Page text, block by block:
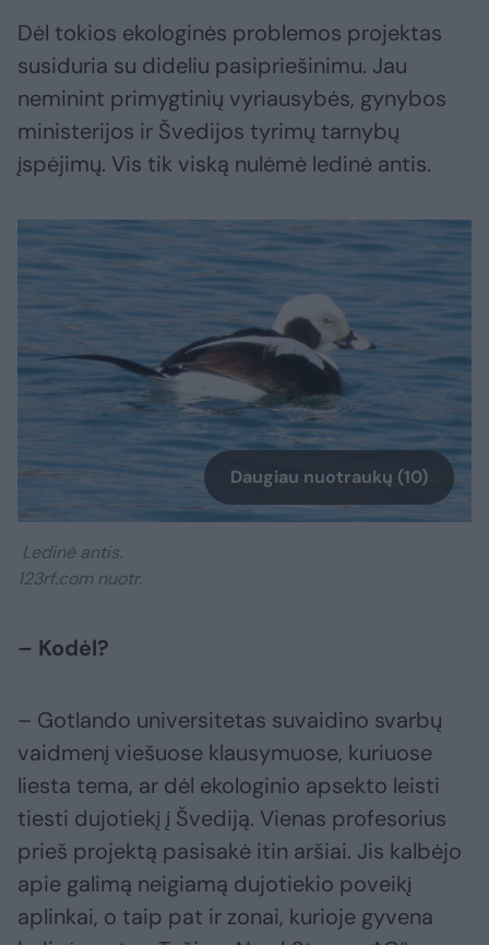
Dėl tokios ekologinės problemos projektas
susiduria su dideliu pasipriešinimu. Jau
neminint primygtinių vyriausybės, gynybos
ministerijos ir Švedijos tyrimų tarnybų
įspėjimų. Vis tik viską nulėmė ledinė antis.
Daugiau nuotraukų (10)
Ledinė antis.
123rf.com nuotr.
– Kodėl?
– Gotlando universitetas suvaidino svarbų
vaidmenį viešuose klausymuose, kuriuose
liesta tema, ar dėl ekologinio apsekto leisti
tiesti dujotiekį į Švediją. Vienas profesorius
prieš projektą pasisakė itin aršiai. Jis kalbėjo
apie galimą neigiamą dujotiekio poveikį
aplinkai, o taip pat ir zonai, kurioje gyvena